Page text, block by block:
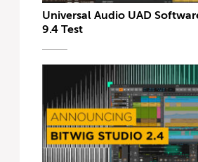
Universal Audio UAD
9.4 Test